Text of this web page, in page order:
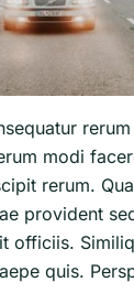
modi
rerum.
provident
officiis.
quis.